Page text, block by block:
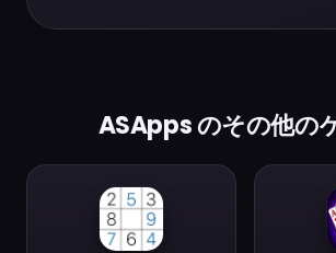
ASApps のその他の